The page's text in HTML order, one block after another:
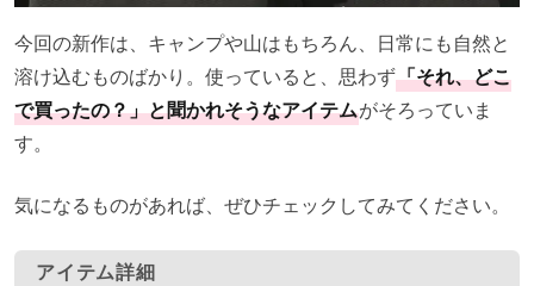
今回の新作は、キャンプや山はもちろん、日常にも自然と
溶け込むものばかり。使っていると、思わず「それ、どこ
で買ったの？」と聞かれそうなアイテムがそろっていま
す。
気になるものがあれば、ぜひチェックしてみてください。
アイテム詳細